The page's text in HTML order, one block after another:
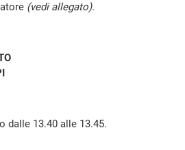
(vedi allegato).
13.40 alle 13.45.